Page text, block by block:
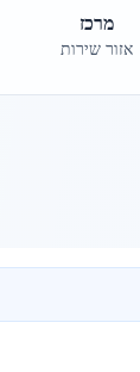
מרכז
אזור שירות